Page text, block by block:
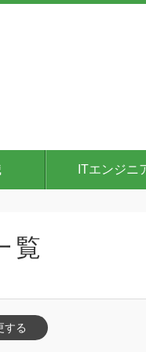
ITエンジニ
覧
する